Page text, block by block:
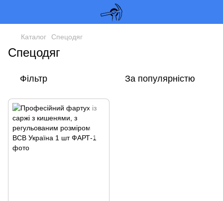
Каталог Спецодяг
Спецодяг
Фільтр За популярністю